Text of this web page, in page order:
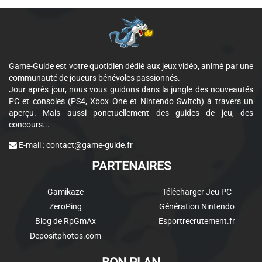
Game-Guide est votre quotidien dédié aux jeux vidéo, animé par une
communauté de joueurs bénévoles passionnés.
Jour après jour, nous vous guidons dans la jungle des nouveautés
PC et consoles (PS4, Xbox One et Nintendo Switch) à travers un
aperçu. Mais aussi ponctuellement des guides de jeu, des
concours...
E-mail :contact@game-guide.fr
PARTENAIRES
Gamikaze
ZeroPing
Blog de RpGmAx
Depositphotos.com
Télécharger Jeu PC
Génération Nintendo
Esportrecrutement.fr